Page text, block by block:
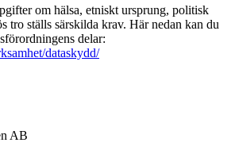
om hälsa, etniskt ursprung, politisk
tro ställs särskilda krav. Här nedan kan du
delar:
dataskydd/
AB